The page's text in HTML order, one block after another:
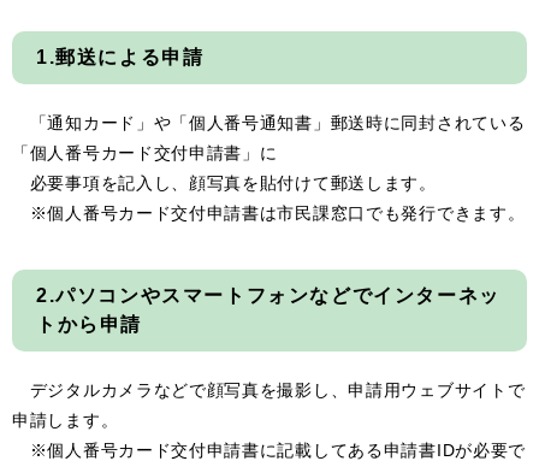
1.郵送による申請
「通知カード」や「個人番号通知書」郵送時に同封されている
「個人番号カード交付申請書」に
必要事項を記入し、顔写真を貼付けて郵送します。
※個人番号カード交付申請書は市民課窓口でも発行できます。
2.パソコンやスマートフォンなどでインターネッ
トから申請
デジタルカメラなどで顔写真を撮影し、申請用ウェブサイトで
申請します。
※個人番号カード交付申請書に記載してある申請書IDが必要で